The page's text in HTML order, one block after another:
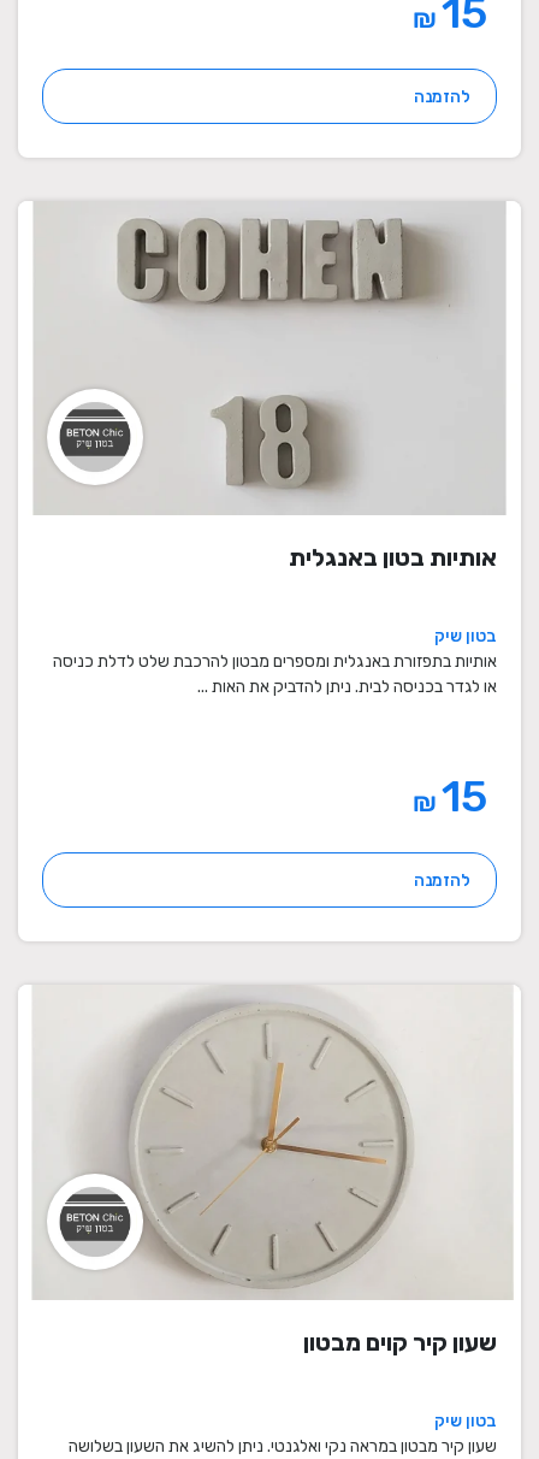
₪
להזמנה
אותיות בטון באנגלית
בטון שיק
אותיות בתפזורת באנגלית ומספרים מבטון להרכבת שלט לדלת כניסה
או לגדר בכניסה לבית. ניתן להדביק את האות ...
₪
להזמנה
שעון קיר קוים מבטון
בטון שיק
שעון קיר מבטון במראה נקי ואלגנטי. ניתן להשיג את השעון בשלושה